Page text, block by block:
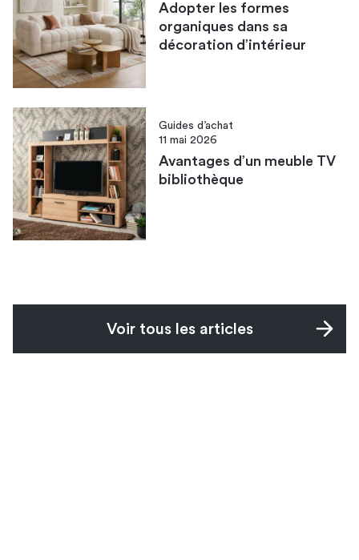
Adopter les formes
organiques dans sa
décoration d’intérieur
Guides d’achat
11 mai 2026
Avantages d’un meuble TV
bibliothèque
Voir tous les articles